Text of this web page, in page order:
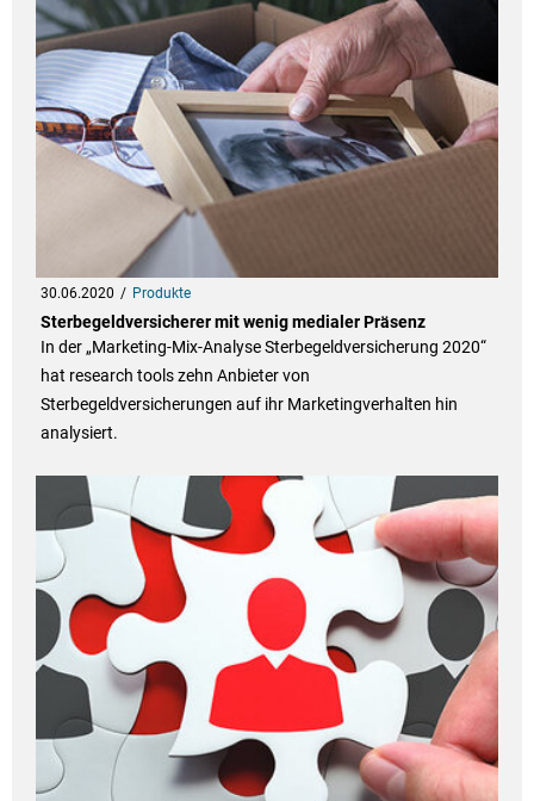
30.06.2020 Produkte
Sterbegeldversicherer mit wenig medialer Präsenz
In der „Marketing-Mix-Analyse Sterbegeldversicherung 2020“
hat research tools zehn Anbieter von
Sterbegeldversicherungen auf ihr Marketingverhalten hin
analysiert.